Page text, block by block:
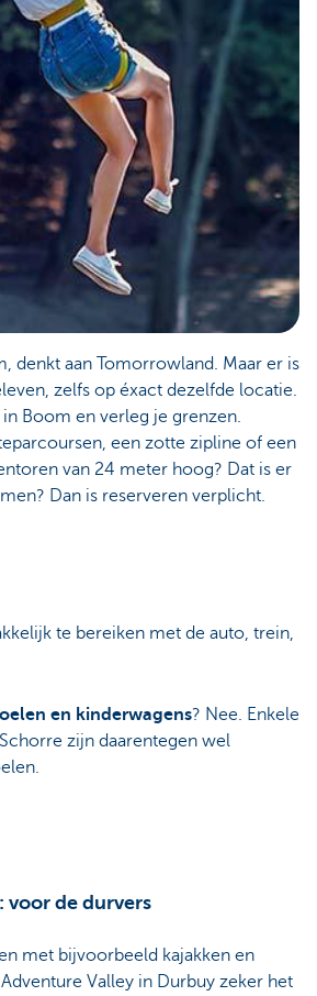
denkt aan Tomorrowland. Maar er is
zelfs op éxact dezelfde locatie.
Boom en verleg je grenzen.
een zotte zipline of een
van 24 meter hoog? Dat is er
Dan is reserveren verplicht.
te bereiken met de auto, trein,
en kinderwagens? Nee. Enkele
zijn daarentegen wel
voor de durvers
met bijvoorbeeld kajakken en
Valley in Durbuy zeker het